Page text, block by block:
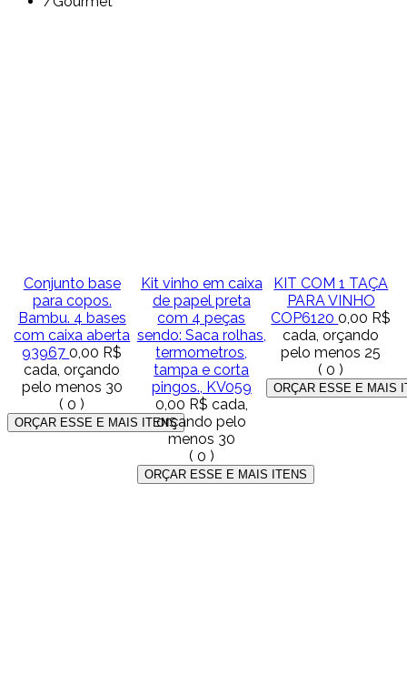
Conjunto base
para copos.
Bambu. 4 bases
com caixa aberta
939670,00 R$
cada, orçando
pelo menos 30
( 0 )
Kit vinho em caixa
de papel preta
com 4 peças
sendo: Saca rolhas,
termometros,
tampa e corta
pingos., KV059
0,00 R$ cada,
orçando pelo
menos 30
( 0 )
KIT COM 1 TAÇA
PARA VINHO
COP61200,00 R$
cada, orçando
pelo menos 25
( 0 )